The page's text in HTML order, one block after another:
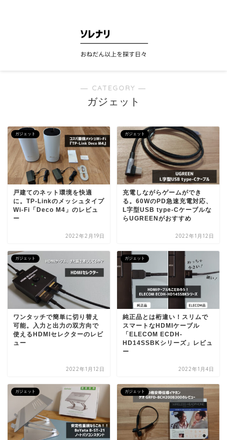
― CATEGORY ―
ガジェット
ガジェット
戸建てのネット環境を快適
に。TP-Linkのメッシュタイプ
Wi-Fi「Deco M4」のレビュ
ー
2022年2月19日
ガジェット
充電しながらゲームができ
る。60WのPD急速充電対応、
L字型USB type-Cケーブルな
らUGREENがおすすめ
2022年1月12日
ガジェット
ワンタッチで簡単に切り替え
可能。入力と出力の双方向で
使えるHDMIセレクターのレビ
ュー
2022年1月12日
ガジェット
純正品とは桁違い！スリムで
スマートなHDMIケーブル
「ELECOM ECDH-
HD14SSBKシリーズ」レビュ
ー
2022年1月4日
ガジェット ガジェット